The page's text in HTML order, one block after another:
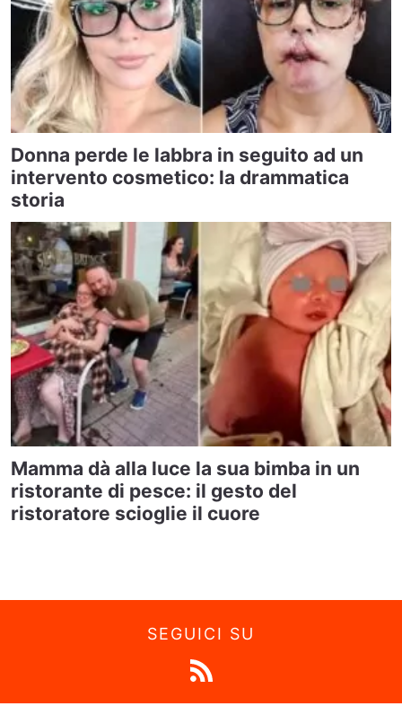
Donna perde le labbra in seguito ad un
intervento cosmetico: la drammatica
storia
Mamma dà alla luce la sua bimba in un
ristorante di pesce: il gesto del
ristoratore scioglie il cuore
SEGUICI SU